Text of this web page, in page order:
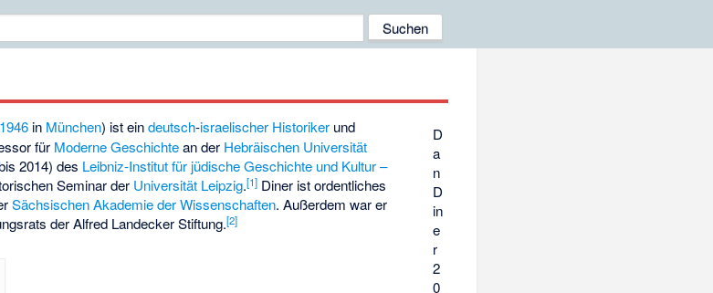
D
a
n
D
in
e
r
2
0
1946 in München) ist eindeutsch-israelischer Historiker und
für Moderne Geschichtean der Hebräischen Universität
2014) des Leibniz-Institut für jüdische Geschichte und Kultur –
Seminar der Universität Leipzig.[1] Diner ist ordentliches
Sächsischen Akademie der Wissenschaften. Außerdem war er
derAlfred Landecker Stiftung.[2]